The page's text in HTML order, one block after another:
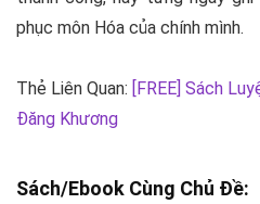
phục môn Hóa của chính mình.
Thẻ Liên Quan: [FREE] Sách
Đăng Khương
Sách/Ebook Cùng Chủ Đề: